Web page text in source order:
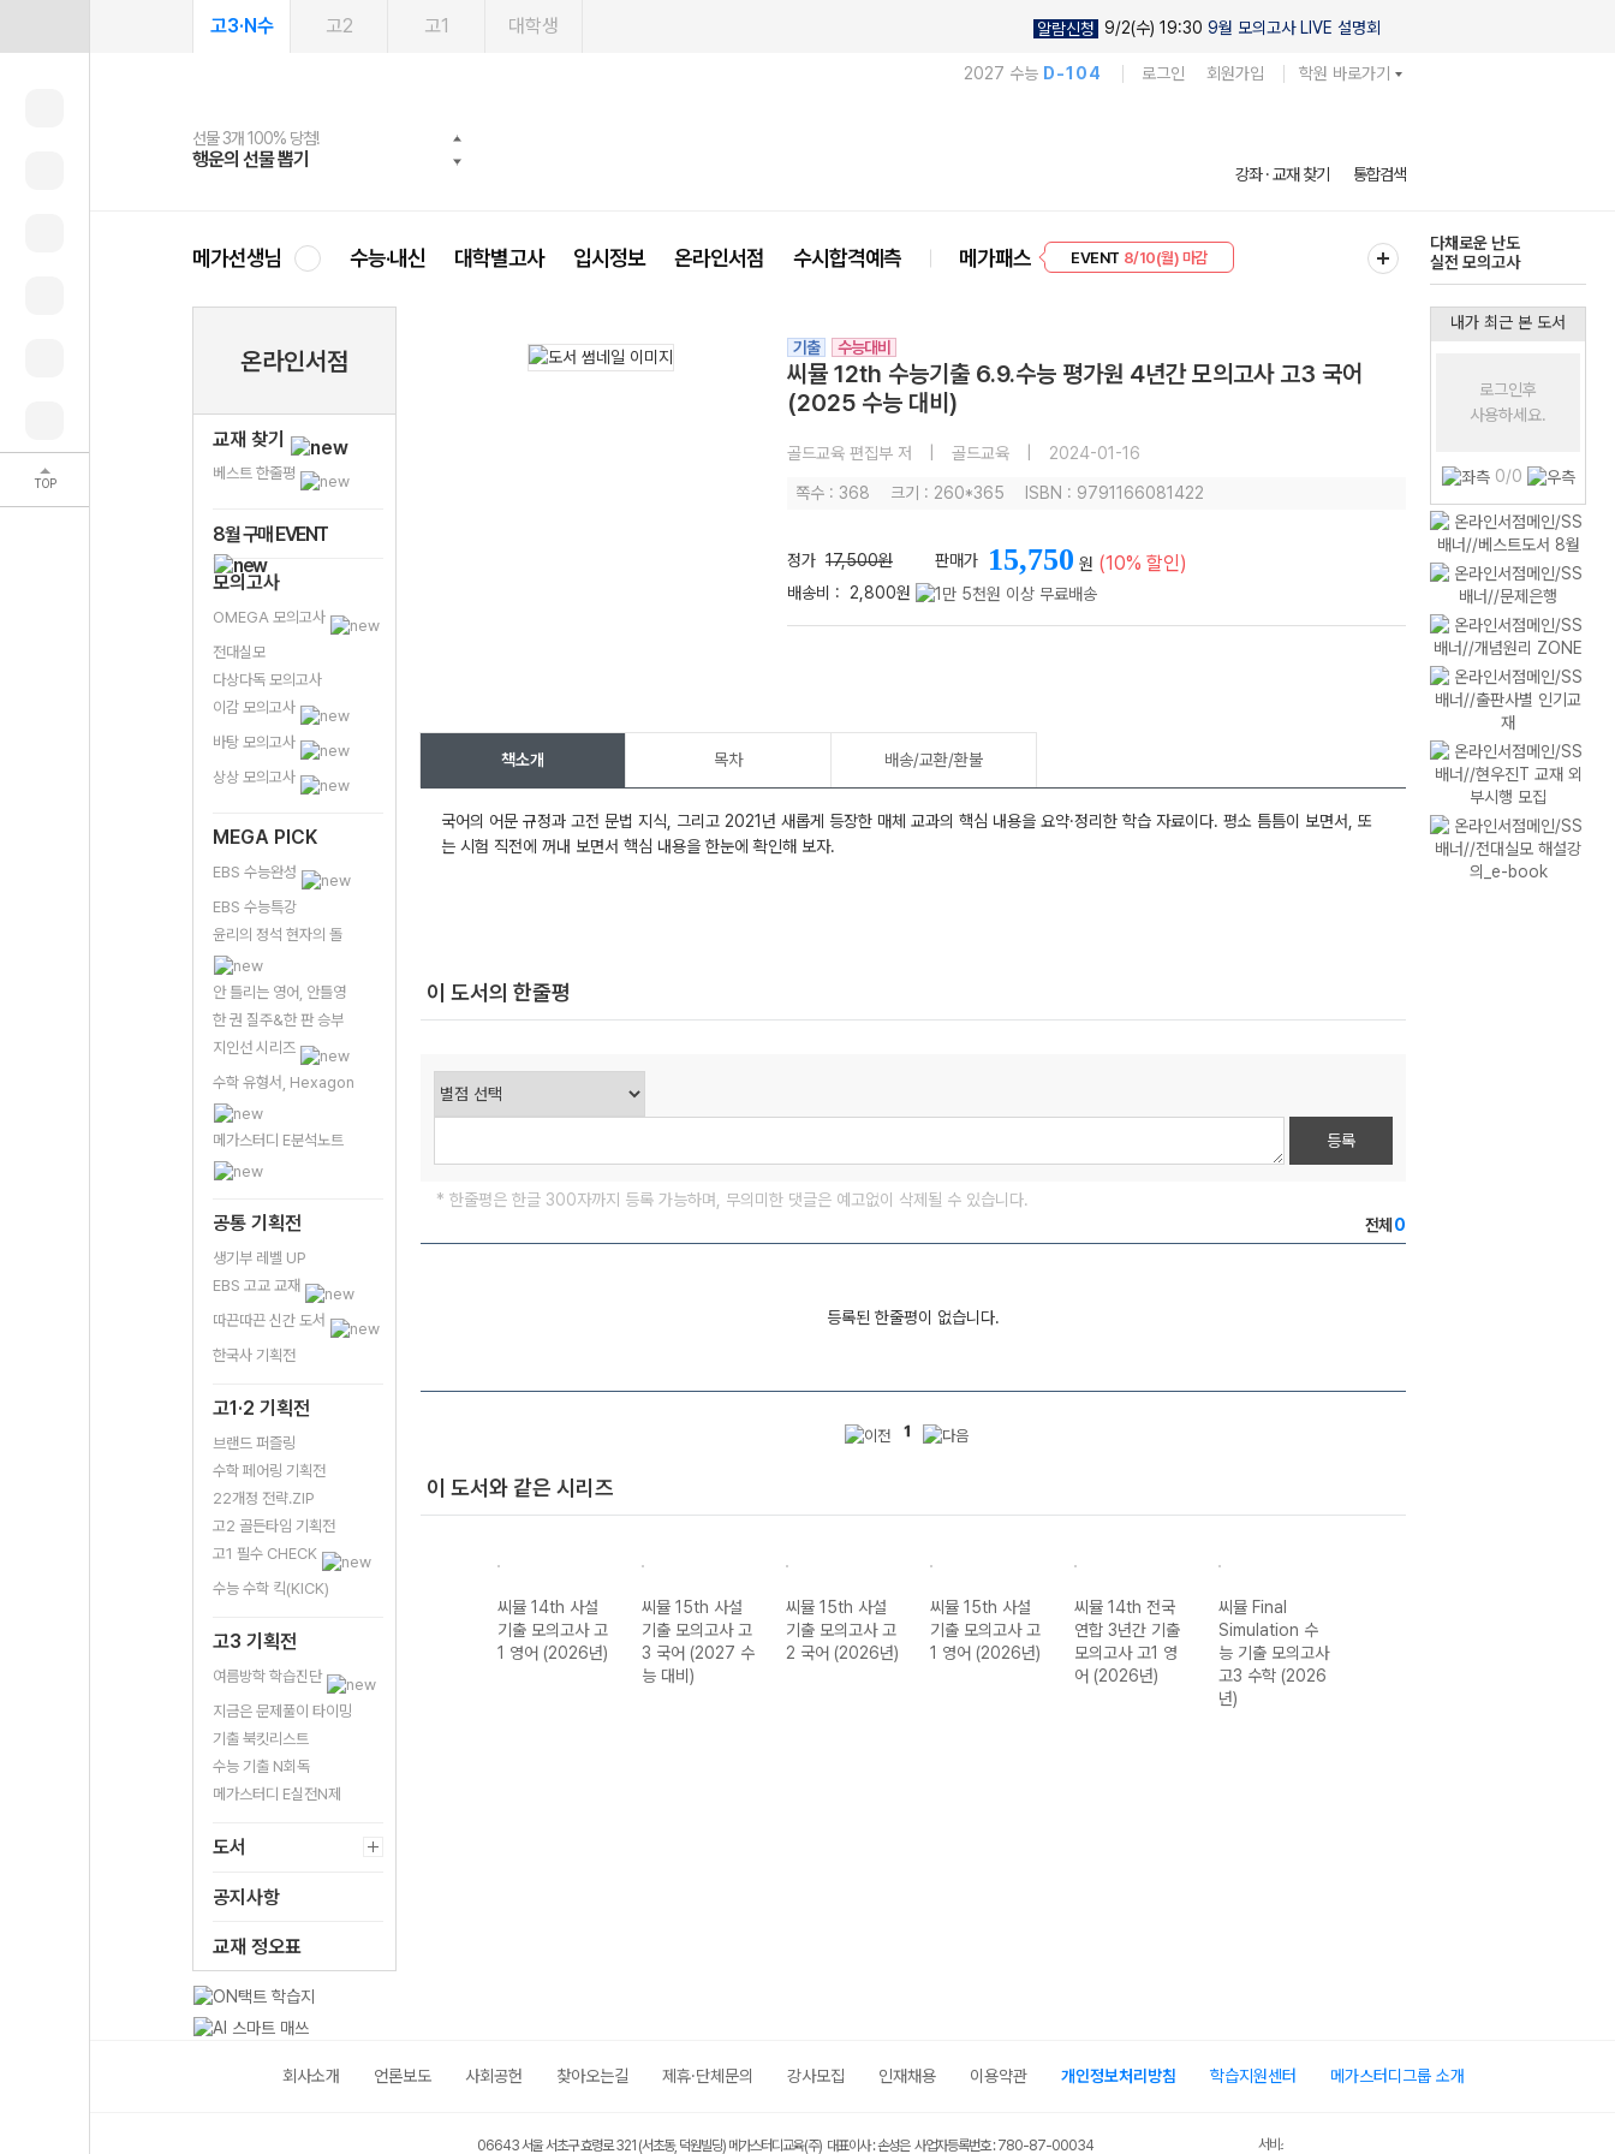
TOP
고3·N수 고2 고1 대학생 알람신청 9/2(수) 19:30 9월 모의고사 LIVE 설명회
2027 수능 D-104 로그인 회원가입 학원 바로가기
선물 3개 100% 당첨!
행운의 선물 뽑기
선물 100% 증정!
메가스터디 X 올리브
여름방학 스터디 캐시백
메가런 썸머스쿨
2027 러셀 단과
강사 공개선발
스마트러닝앱
설문 EVENT
메가패스
3일 무료 체험권
메가패스 수강생 무료혜택!
메가클럽 멤버십
사회공헌 캠페인
희망이룸 메가나눔
강좌 · 교재 찾기 통합검색
메가선생님 수능·내신 대학별고사 입시정보 온라인서점 수시합격예측 메가패스
EVENT 8/10(월) 마감
다채로운 난도
실전 모의고사
온라인서점
교재 찾기
베스트 한줄평
8월 구매 EVENT
모의고사
OMEGA 모의고사
전대실모
다상다독 모의고사
이감 모의고사
바탕 모의고사
상상 모의고사
MEGA PICK
EBS 수능완성
EBS 수능특강
윤리의 정석 현자의 돌
안 틀리는 영어, 안틀영
한 권 질주&한 판 승부
지인선 시리즈
수학 유형서, Hexagon
메가스터디 E분석노트
공통 기획전
생기부 레벨 UP
EBS 고교 교재
따끈따끈 신간 도서
한국사 기획전
고1·2 기획전
브랜드 퍼즐링
수학 페어링 기획전
22개정 전략.ZIP
고2 골든타임 기획전
고1 필수 CHECK
수능 수학 킥(KICK)
고3 기획전
여름방학 학습진단
지금은 문제풀이 타이밍
기출 북킷리스트
수능 기출 N회독
메가스터디 E실전N제
도서
공지사항
교재 정오표
기출 수능대비
씨뮬 12th 수능기출 6.9.수능 평가원 4년간 모의고사 고3 국어
(2025 수능 대비)
골드교육 편집부 저 골드교육 2024-01-16
쪽수 : 368 크기 : 260*365 ISBN : 9791166081422
정가 17,500원 판매가 15,750 원 (10% 할인)
배송비 : 2,800원
책소개 목차 배송/교환/환불
국어의 어문 규정과 고전 문법 지식, 그리고 2021년 새롭게 등장한 매체 교과의 핵심 내용을 요약·정리한 학습 자료이다. 평소 틈틈이 보면서, 또
는 시험 직전에 꺼내 보면서 핵심 내용을 한눈에 확인해 보자.
이 도서의 한줄평
등록
* 한줄평은 한글 300자까지 등록 가능하며, 무의미한 댓글은 예고없이 삭제될 수 있습니다.
전체 0
등록된 한줄평이 없습니다.
1
이 도서와 같은 시리즈
기출 모의고사 고
2 영어 (2026년)
씨뮬 14th 사설
기출 모의고사 고
1 영어 (2026년)
씨뮬 15th 사설
기출 모의고사 고
3 국어 (2027 수
능 대비)
씨뮬 15th 사설
기출 모의고사 고
2 국어 (2026년)
씨뮬 15th 사설
기출 모의고사 고
1 영어 (2026년)
씨뮬 14th 전국
연합 3년간 기출
모의고사 고1 영
어 (2026년)
씨뮬 Final
Simulation 수
능 기출 모의고사
고3 수학 (2026
년)
내가 최근 본 도서
로그인후
사용하세요.
0/0
회사소개 언론보도 사회공헌 찾아오는길 제휴·단체문의 강사모집 인재채용 이용약관 개인정보처리방침 학습지원센터 메가스터디그룹 소개
06643 서울 서초구 효령로 321 (서초동, 덕원빌딩) 메가스터디교육(주) 대표이사 : 손성은 사업자등록번호 : 780-87-00034 서비스 가입사실 확인